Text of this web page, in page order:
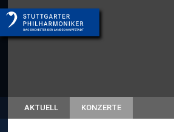
AKTUELL KONZERTE